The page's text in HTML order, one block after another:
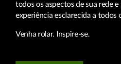
todos os aspectos de sua rede
experiência esclarecida a todos
Venha rolar. Inspire-se.